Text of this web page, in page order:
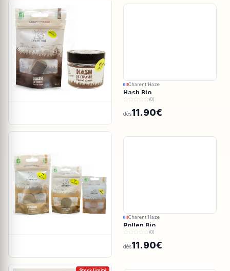
Charent'Haze
Hash Bio
(0)
dès11.90€
Charent'Haze
Pollen Bio
(0)
dès11.90€